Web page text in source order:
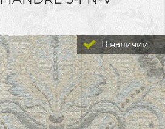
В наличии